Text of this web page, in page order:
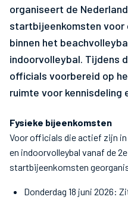
organiseert de
startbijeenkomsten
binnen het
indoorvolleybal. Tijdens
officials voorbereid op
ruimte voor kennisdeling
Fysieke bijeenkomsten
Voor officials die actief zijn
en indoorvolleybal vanaf de
startbijeenkomsten
Donderdag 18 juni 2026: